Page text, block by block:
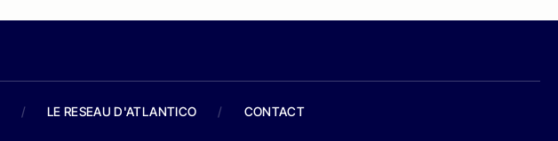
/ LE RESEAU D'ATLANTICO / CONTACT